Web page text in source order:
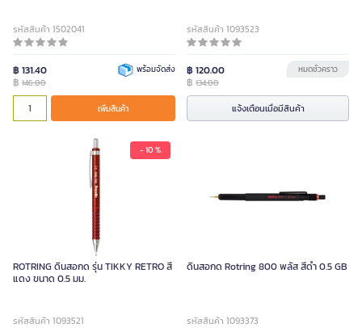
รหัสสินค้า 1502041
฿ 131.40
฿ 146.00
พร้อมจัดส่ง
เพิ่มสินค้า
รหัสสินค้า 1093523
฿ 120.00
฿ 134.00
หมดชั่วคราว
แจ้งเตือนเมื่อมีสินค้า
- 10 %
ROTRING ดินสอกด รุ่น TIKKY RETRO สี
แดง ขนาด 0.5 มม.
รหัสสินค้า 1093521
ดินสอกด Rotring 800 พลัส สีดำ 0.5 GB
รหัสสินค้า 1093373